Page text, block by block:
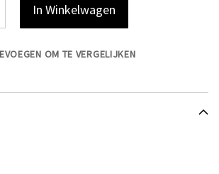
In Winkelwagen
OM TE VERGELIJKEN